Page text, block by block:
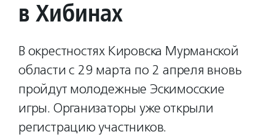
в Хибинах
В окрестностях Кировска Мурманской
области с 29 марта по 2 апреля вновь
пройдут молодежные Эскимосские
игры. Организаторы уже открыли
регистрацию участников.